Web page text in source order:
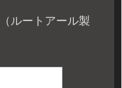
ルートアール製